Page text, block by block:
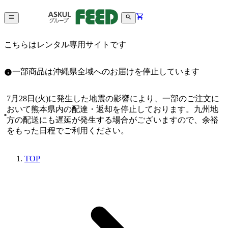
こちらはレンタル専用サイトです
一部商品は沖縄県全域へのお届けを停止しています
7月28日(火)に発生した地震の影響により、一部のご注文に
おいて熊本県内の配達・返却を停止しております。九州地
方の配送にも遅延が発生する場合がございますので、余裕
をもった日程でご利用ください。
TOP